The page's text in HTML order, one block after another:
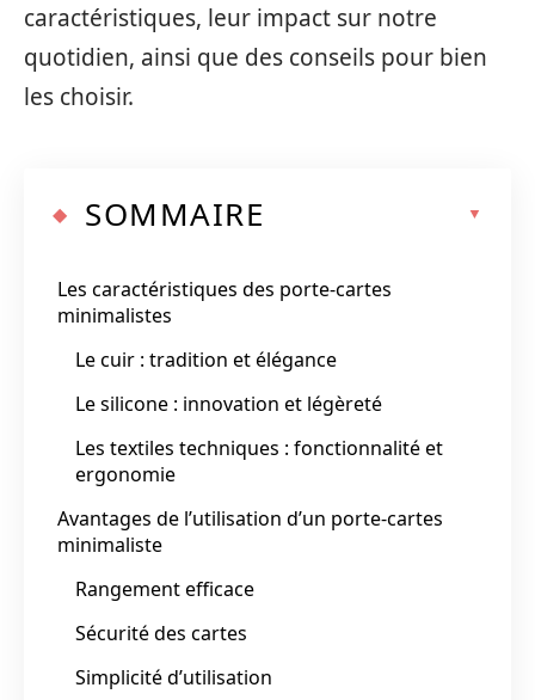
caractéristiques, leur impact sur notre
quotidien, ainsi que des conseils pour bien
les choisir.
SOMMAIRE
Les caractéristiques des porte-cartes
minimalistes
Le cuir : tradition et élégance
Le silicone : innovation et légèreté
Les textiles techniques : fonctionnalité et
ergonomie
Avantages de l’utilisation d’un porte-cartes
minimaliste
Rangement efficace
Sécurité des cartes
Simplicité d’utilisation